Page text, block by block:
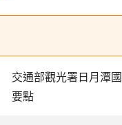
交通部觀光署日月潭
要點